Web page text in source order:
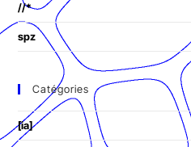
//*
spz
Catégories
[ia]